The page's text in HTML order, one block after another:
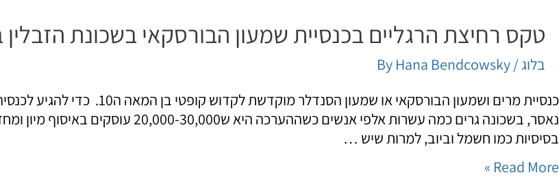
טקס רחיצת הרגליים בכנסיית שמעון הבורסקאי בשכונת הזבלין
בלוג/ By
Hana Bendcowsky
כנסיית מרים ושמעון הבורסקאי
נאסר, בשכונה גרים כמה עשרות אלפי אנשים
בסיסיות כמו חשמל וביוב, למרות שיש …
Read More »